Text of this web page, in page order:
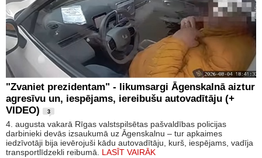
"Zvaniet prezidentam" - likumsargi Āgenskalnā aiztur
agresīvu un, iespējams, iereibušu autovadītāju (+
VIDEO)
3
4. augusta vakarā Rīgas valstspilsētas pašvaldības policijas
darbinieki devās izsaukumā uz Āgenskalnu – tur apkaimes
iedzīvotāji bija ievērojuši kādu autovadītāju, kurš, iespējams, vadīja
transportlīdzekli reibumā. LASĪT VAIRĀK